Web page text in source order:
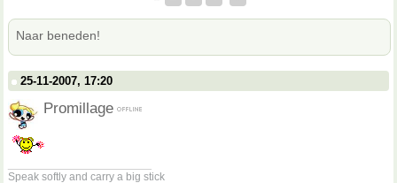
Naar beneden!
25-11-2007, 17:20
Promillage
Speak softly and carry a big stick